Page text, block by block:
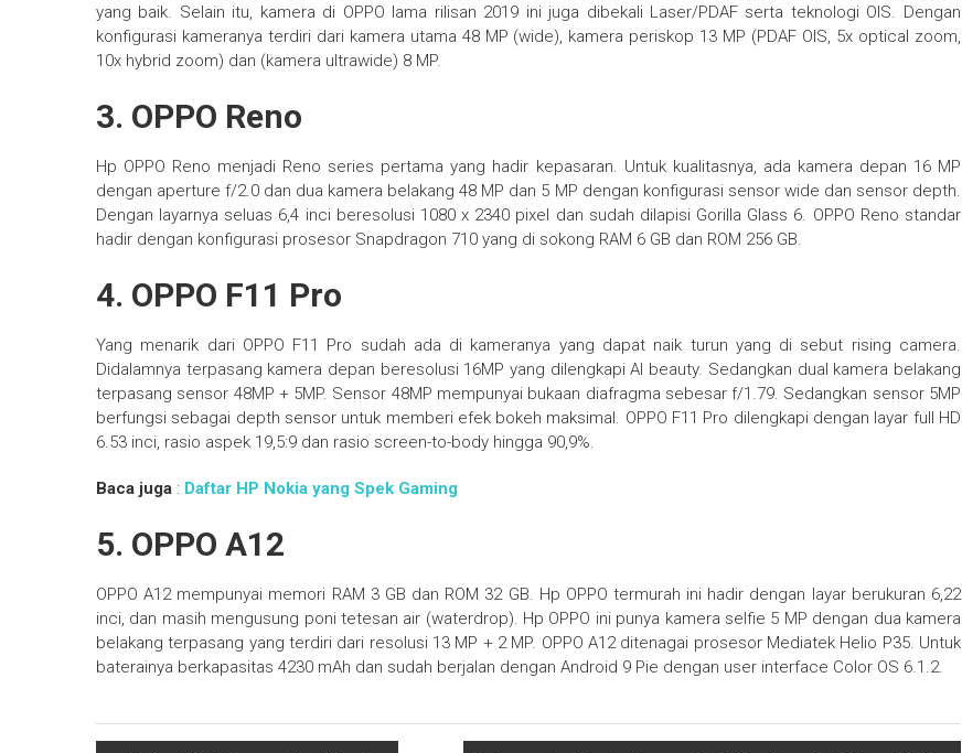
yang baik. Selain itu, kamera di OPPO lama rilisan 2019 ini juga dibekali Laser/PDAF serta teknologi OIS. Dengan
konfigurasi kameranya terdiri dari kamera utama 48 MP (wide), kamera periskop 13 MP (PDAF OIS, 5x optical zoom,
10x hybrid zoom) dan (kamera ultrawide) 8 MP.
3. OPPO Reno
Hp OPPO Reno menjadi Reno series pertama yang hadir kepasaran. Untuk kualitasnya, ada kamera depan 16 MP
dengan aperture f/2.0 dan dua kamera belakang 48 MP dan 5 MP dengan konfigurasi sensor wide dan sensor depth.
Dengan layarnya seluas 6,4 inci beresolusi 1080 x 2340 pixel dan sudah dilapisi Gorilla Glass 6. OPPO Reno standar
hadir dengan konfigurasi prosesor Snapdragon 710 yang di sokong RAM 6 GB dan ROM 256 GB.
4. OPPO F11 Pro
Yang menarik dari OPPO F11 Pro sudah ada di kameranya yang dapat naik turun yang di sebut rising camera.
Didalamnya terpasang kamera depan beresolusi 16MP yang dilengkapi AI beauty. Sedangkan dual kamera belakang
terpasang sensor 48MP + 5MP. Sensor 48MP mempunyai bukaan diafragma sebesar f/1.79. Sedangkan sensor 5MP
berfungsi sebagai depth sensor untuk memberi efek bokeh maksimal. OPPO F11 Pro dilengkapi dengan layar full HD
6.53 inci, rasio aspek 19,5:9 dan rasio screen-to-body hingga 90,9%.
Baca juga : Daftar HP Nokia yang Spek Gaming
5. OPPO A12
OPPO A12 mempunyai memori RAM 3 GB dan ROM 32 GB. Hp OPPO termurah ini hadir dengan layar berukuran 6,22
inci, dan masih mengusung poni tetesan air (waterdrop). Hp OPPO ini punya kamera selfie 5 MP dengan dua kamera
belakang terpasang yang terdiri dari resolusi 13 MP + 2 MP. OPPO A12 ditenagai prosesor Mediatek Helio P35. Untuk
baterainya berkapasitas 4230 mAh dan sudah berjalan dengan Android 9 Pie dengan user interface Color OS 6.1.2.